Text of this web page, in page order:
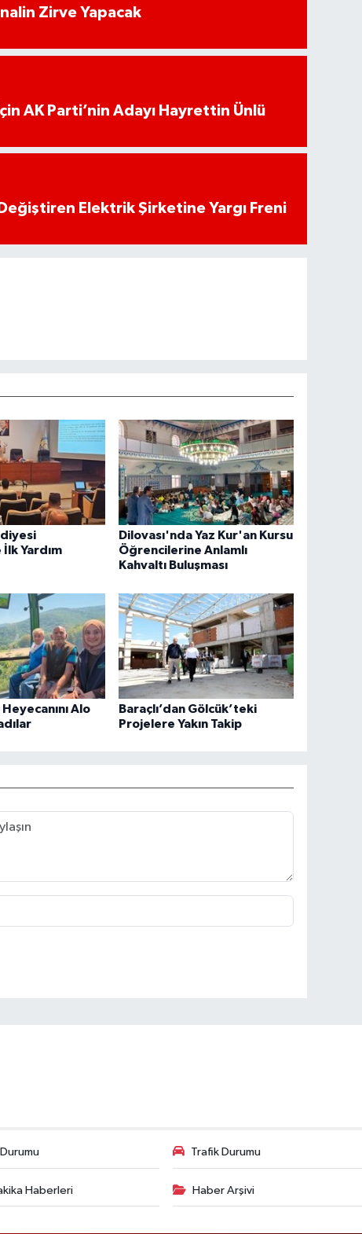
Zirve Yapacak
AK Parti’nin Adayı Hayrettin Ünlü
Elektrik Şirketine Yargı Freni
Yardım
Dilovası'nda Yaz Kur'an Kursu
Öğrencilerine Anlamlı
Kahvaltı Buluşması
Alo
Baraçlı’dan Gölcük’teki
Projelere Yakın Takip
Trafik Durumu
Haberleri Haber Arşivi